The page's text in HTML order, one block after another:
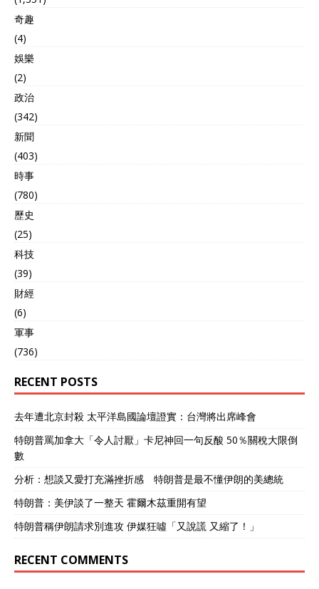
奇趣
(4)
娛樂
(2)
政治
(342)
新聞
(403)
時事
(780)
歷史
(25)
科技
(39)
財經
(6)
軍事
(736)
RECENT POSTS
去年遭北京封殺 太平洋島國論壇證實：台灣將出席峰會
特朗普罵加拿大「令人討厭」卡尼神回一句反酸 50％關稅大限倒
數
分析：想談又愛打充滿挫折感 特朗普是最不懂伊朗的美總統
特朗普：美伊談了一整天 霍爾木茲重開有望
特朗普稱伊朗請求別進攻 伊媒狂噓「又說謊 又縮了！」
RECENT COMMENTS